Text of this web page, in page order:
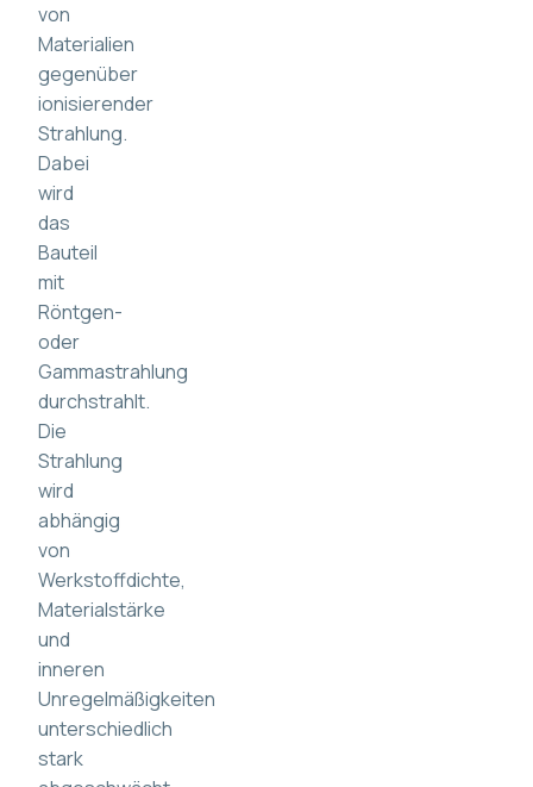
von
Materialien
gegenüber
ionisierender
Strahlung.
Dabei
wird
das
Bauteil
mit
Röntgen-
oder
Gammastrahlung
durchstrahlt.
Die
Strahlung
wird
abhängig
von
Werkstoffdichte,
Materialstärke
und
inneren
Unregelmäßigkeiten
unterschiedlich
stark